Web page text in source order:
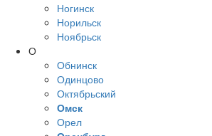
Ногинск
Норильск
Ноябрьск
О
Обнинск
Одинцово
Октябрьский
Омск
Орел